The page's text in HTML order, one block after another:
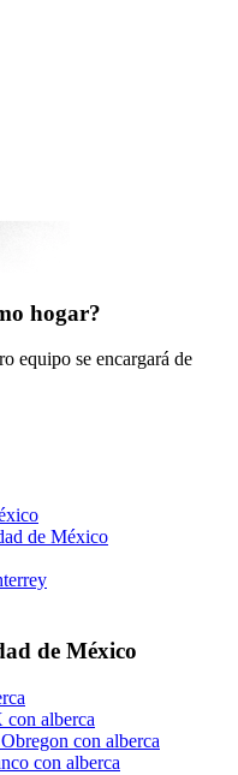
hogar?
equipo se encargará de
de México
de México
alberca
con alberca
con alberca